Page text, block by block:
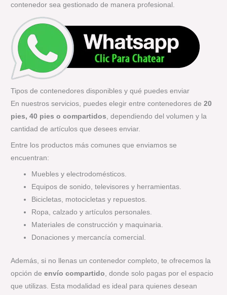
contenedor sea gestionado de manera profesional.
Tipos de contenedores disponibles y qué puedes enviar
En nuestros servicios, puedes elegir entre contenedores de20
pies, 40 pies o compartidos, dependiendo del volumen y la
cantidad de artículos que desees enviar.
Entre los productos más comunes que enviamos se
encuentran:
Muebles y electrodomésticos.
Equipos de sonido, televisores y herramientas.
Bicicletas, motocicletas y repuestos.
Ropa, calzado y artículos personales.
Materiales de construcción y maquinaria.
Donaciones y mercancía comercial.
Además, si no llenas un contenedor completo, te ofrecemos la
opción deenvío compartido , donde solo pagas por el espacio
que utilizas. Esta modalidad es ideal para quienes desean